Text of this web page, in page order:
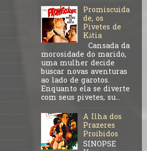
Promiscuida
de, os
Pivetes de
Kátia
Cansada da
morosidade do marido,
uma mulher decide
buscar novas aventuras
ao lado de garotos.
Enquanto ela se diverte
com seus pivetes, su...
A Ilha dos
Prazeres
Proibidos
SINOPSE